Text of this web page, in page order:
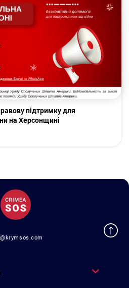
підтримку для
на Херсонщині